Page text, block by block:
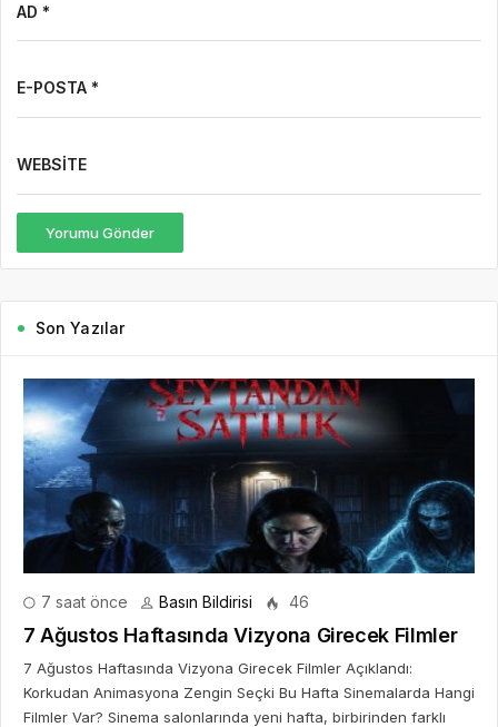
AD *
E-POSTA *
WEBSITE
Yorumu Gönder
Son Yazılar
7 saat önce Basın Bildirisi 46
7 Ağustos Haftasında Vizyona Girecek Filmler
7 Ağustos Haftasında Vizyona Girecek Filmler Açıklandı:
Korkudan Animasyona Zengin Seçki Bu Hafta Sinemalarda Hangi
Filmler Var? Sinema salonlarında yeni hafta, birbirinden farklı